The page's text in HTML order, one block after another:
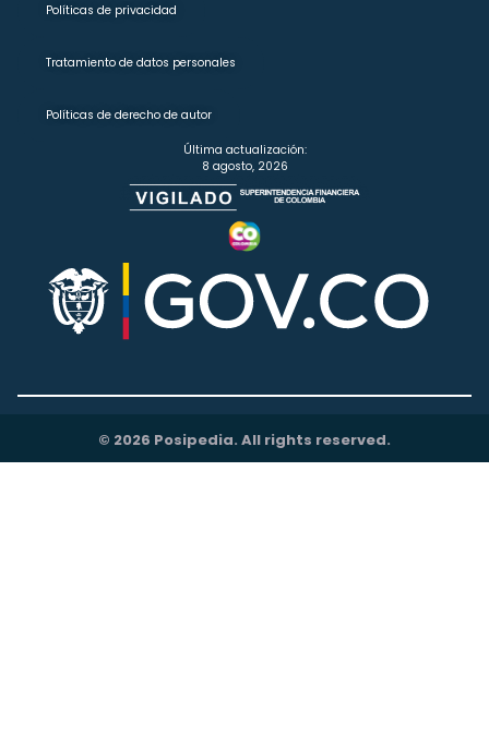
Políticas de privacidad
Tratamiento de datos personales
Políticas de derecho de autor
Última actualización:
8 agosto, 2026
© 2026 Posipedia. All rights reserved.